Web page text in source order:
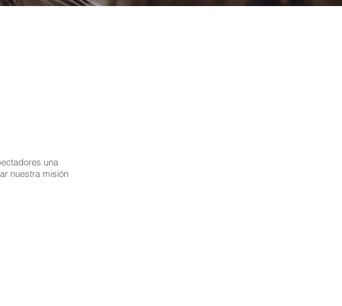
una
nuestra misión